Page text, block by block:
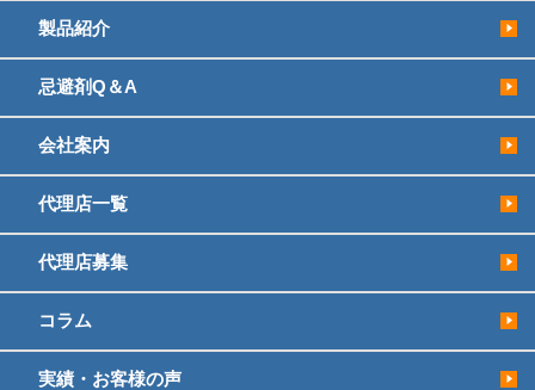
製品紹介
忌避剤Q＆A
会社案内
代理店一覧
代理店募集
コラム
実績・お客様の声